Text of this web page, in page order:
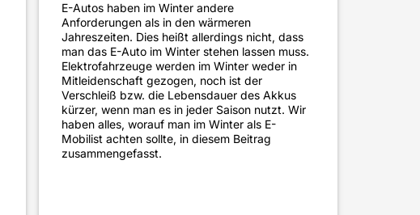
E-Autos haben im Winter andere
Anforderungen als in den wärmeren
Jahreszeiten. Dies heißt allerdings nicht, dass
man das E-Auto im Winter stehen lassen muss.
Elektrofahrzeuge werden im Winter weder in
Mitleidenschaft gezogen, noch ist der
Verschleiß bzw. die Lebensdauer des Akkus
kürzer, wenn man es in jeder Saison nutzt. Wir
haben alles, worauf man im Winter als E-
Mobilist achten sollte, in diesem Beitrag
zusammengefasst.